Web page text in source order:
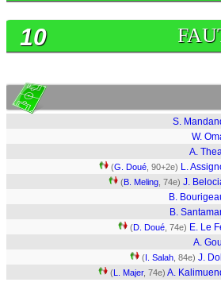
10
S.
W.
A.
(G. Doué , 90+2e) L.
(B. Meling , 74e) J.
B.
B.
(D. Doué , 74e) E. Le
A.
(I. Salah , 84e) J.
(L. Majer, 74e) A.